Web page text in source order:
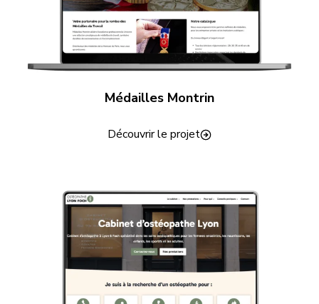
Médailles Montrin
Découvrir le projet